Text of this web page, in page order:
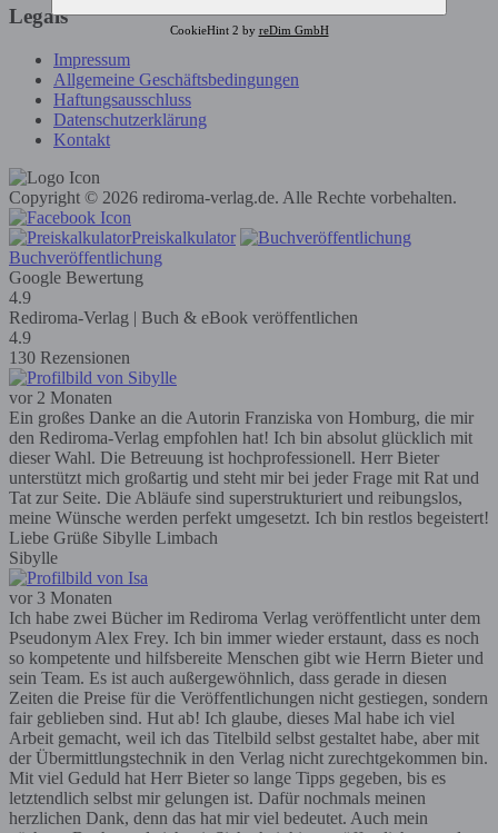
Legals
Impressum
Allgemeine Geschäftsbedingungen
Haftungsausschluss
Datenschutzerklärung
Kontakt
Copyright © 2026 rediroma-verlag.de. Alle Rechte vorbehalten.
Preiskalkulator
Buchveröffentlichung
Google Bewertung
4.9
Rediroma-Verlag | Buch & eBook veröffentlichen
4.9
130 Rezensionen
vor 2 Monaten
Ein großes Danke an die Autorin Franziska von Homburg, die mir
den Rediroma-Verlag empfohlen hat! Ich bin absolut glücklich mit
dieser Wahl. Die Betreuung ist hochprofessionell. Herr Bieter
unterstützt mich großartig und steht mir bei jeder Frage mit Rat und
Tat zur Seite. Die Abläufe sind superstrukturiert und reibungslos,
meine Wünsche werden perfekt umgesetzt. Ich bin restlos begeistert!
Liebe Grüße Sibylle Limbach
Sibylle
vor 3 Monaten
Ich habe zwei Bücher im Rediroma Verlag veröffentlicht unter dem
Pseudonym Alex Frey. Ich bin immer wieder erstaunt, dass es noch
so kompetente und hilfsbereite Menschen gibt wie Herrn Bieter und
sein Team. Es ist auch außergewöhnlich, dass gerade in diesen
Zeiten die Preise für die Veröffentlichungen nicht gestiegen, sondern
fair geblieben sind. Hut ab! Ich glaube, dieses Mal habe ich viel
Arbeit gemacht, weil ich das Titelbild selbst gestaltet habe, aber mit
der Übermittlungstechnik in den Verlag nicht zurechtgekommen bin.
Mit viel Geduld hat Herr Bieter so lange Tipps gegeben, bis es
letztendlich selbst mir gelungen ist. Dafür nochmals meinen
herzlichen Dank, denn das hat mir viel bedeutet. Auch mein
CookieHint 2 by reDim GmbH